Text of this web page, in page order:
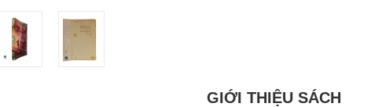
GIỚI THIỆU SÁCH